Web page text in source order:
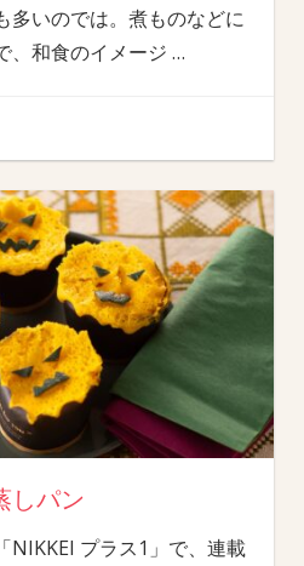
多いのでは。煮ものなどに
、和食のイメージ …
しパン
NIKKEI プラス1」で、連載